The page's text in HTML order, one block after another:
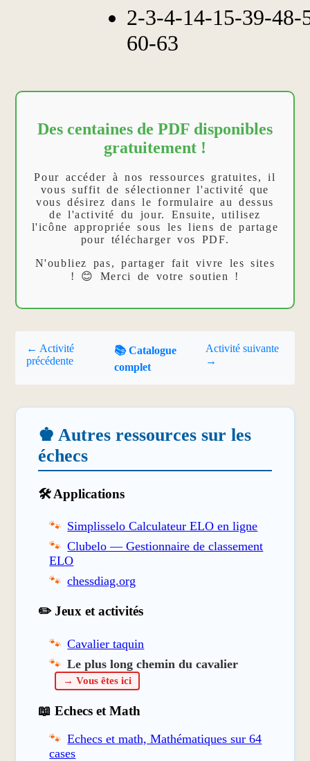
2-3-4-14-15-39-48-
60-63
Des centaines de PDF disponibles
gratuitement !
Pour accéder à nos ressources gratuites, il
vous suffit de sélectionner l'activité que
vous désirez dans le formulaire au dessus
de l'activité du jour. Ensuite, utilisez
l'icône appropriée sous les liens de partage
pour télécharger vos PDF.
N'oubliez pas, partager fait vivre les sites
! 😊 Merci de votre soutien !
← Activité
précédente
📚 Catalogue
complet
Activité suivante
→
♚ Autres ressources sur les
échecs
🛠️ Applications
Simplisselo Calculateur ELO en ligne
Clubelo — Gestionnaire de classement
ELO
chessdiag.org
✏️ Jeux et activités
Cavalier taquin
Le plus long chemin du cavalier
→ Vous êtes ici
📖 Echecs et Math
Echecs et math, Mathématiques sur 64
cases